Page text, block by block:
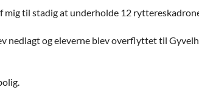
mig til stadig at underholde 12
nedlagt og eleverne blev overflyttet til